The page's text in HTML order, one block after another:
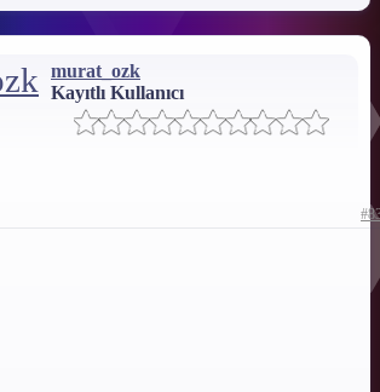
*** Gizli metin: alıntı yapılamaz. ***
Dosya Şifresi:
*** Gizli metin: alıntı yapılamaz. ***
murat_ozk
Kayıtlı Kullanıcı